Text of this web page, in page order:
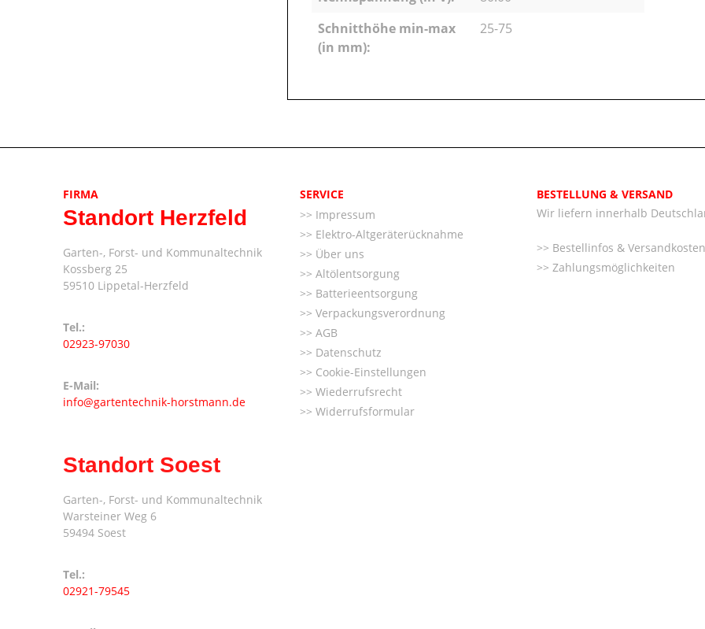
Schnitthöhe min-max
(in mm):
25-75
FIRMA
Standort Herzfeld
Garten-, Forst- und Kommunaltechnik
Kossberg 25
59510 Lippetal-Herzfeld
Tel.:
02923-97030
E-Mail:
info@gartentechnik-horstmann.de
Standort Soest
Garten-, Forst- und Kommunaltechnik
Warsteiner Weg 6
59494 Soest
Tel.:
02921-79545
SERVICE
Impressum
Elektro-Altgeräterücknahme
Über uns
Altölentsorgung
Batterieentsorgung
Verpackungsverordnung
AGB
Datenschutz
Cookie-Einstellungen
Wiederrufsrecht
Widerrufsformular
BESTELLUNG & VERSAND
Wir liefern innerhalb
Bestellinfos & Versandkosten
Zahlungsmöglichkeiten